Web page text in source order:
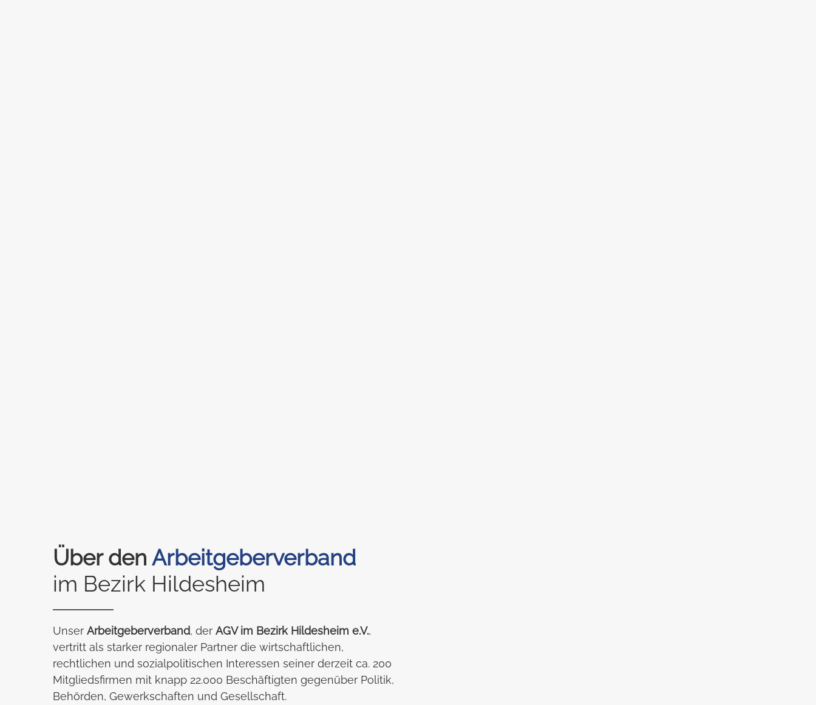
Über den Arbeitgeberverband
im Bezirk Hildesheim
Unser Arbeitgeberverband, der AGV im Bezirk Hildesheim e.V.,
vertritt als starker regionaler Partner die wirtschaftlichen,
rechtlichen und sozialpolitischen Interessen seiner derzeit ca. 200
Mitgliedsfirmen mit knapp 22.000 Beschäftigten gegenüber Politik,
Behörden, Gewerkschaften und Gesellschaft.